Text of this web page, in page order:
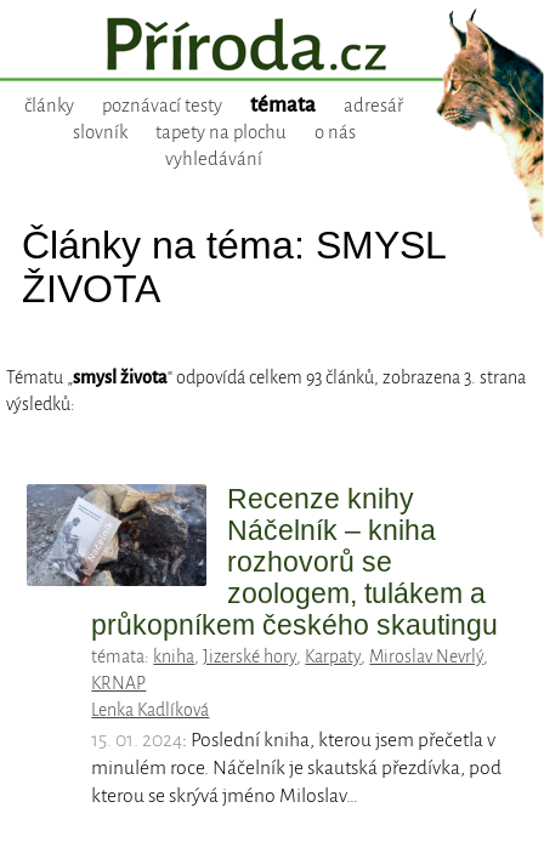
články poznávací testy témata
adresář
slovník
tapety na plochu
o nás
vyhledávání
Články na téma: SMYSL
ŽIVOTA
Tématu „smysl života“ odpovídá celkem 93 článků, zobrazena 3. strana
výsledků:
Recenze knihy
Náčelník – kniha
rozhovorů se
zoologem, tulákem a
průkopníkem českého skautingu
témata: kniha,Jizerské hory, Karpaty, Miroslav Nevrlý,
KRNAP
Lenka Kadlíková
15. 01. 2024: Poslední kniha, kterou jsem přečetla v
minulém roce. Náčelník je skautská přezdívka, pod
kterou se skrývá jméno Miloslav…